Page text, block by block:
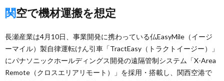
関空で機材運搬を想定
長瀬産業は4月10日、事業開発に携わっている仏EasyMile（イージ
ーマイル）製自律運転けん引車「TractEasy（トラクトイージー）」
にパナソニックホールディングス開発の遠隔管制システム「X-Area
Remote（クロスエリアリモート）」を採用・搭載し、関西空港で